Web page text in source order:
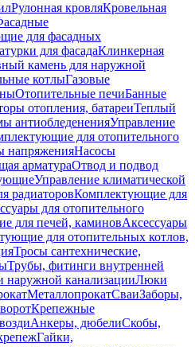
Рулонная кровляКровельная
для фасадных
для фасадаКлинкерная
камень для наружной
котлыГазовые
Отопительные печиБанные
отопления, батареиТеплый
антиобледененияУправление
для отопительного
напряженияНасосы
арматураОтвод и подвод
Управление климатической
радиаторовКомплектующие для
для отопительного
для печей, каминовАксессуары
для отопительных котлов,
Тросы сантехнические,
Трубы, фитинги внутренней
наружной канализацииЛюки
МеталлопрокатСваиЗаборы,
Крепежные
Анкеры, дюбелиСкобы,
Гайки,